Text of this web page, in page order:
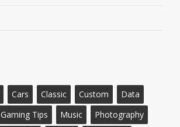
Cars Classic Custom
Data
Gaming Tips Music
Photography